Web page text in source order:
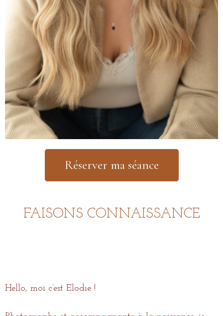
Réserver ma séance
FAISONS CONNAISSANCE
Hello, moi c’est Elodie !